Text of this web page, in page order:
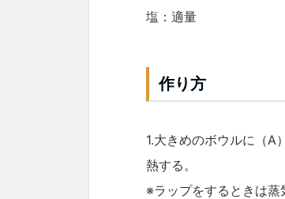
塩：適量
作り方
1.大きめのボウルに（A
熱する。
※ラップをするときは蒸